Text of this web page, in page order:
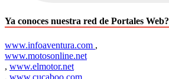
Ya conoces nuestra red de Portales Web?
www.infoaventura.com ,
www.motosonline.net
, www.elmotor.net
, www.cucaboo.com